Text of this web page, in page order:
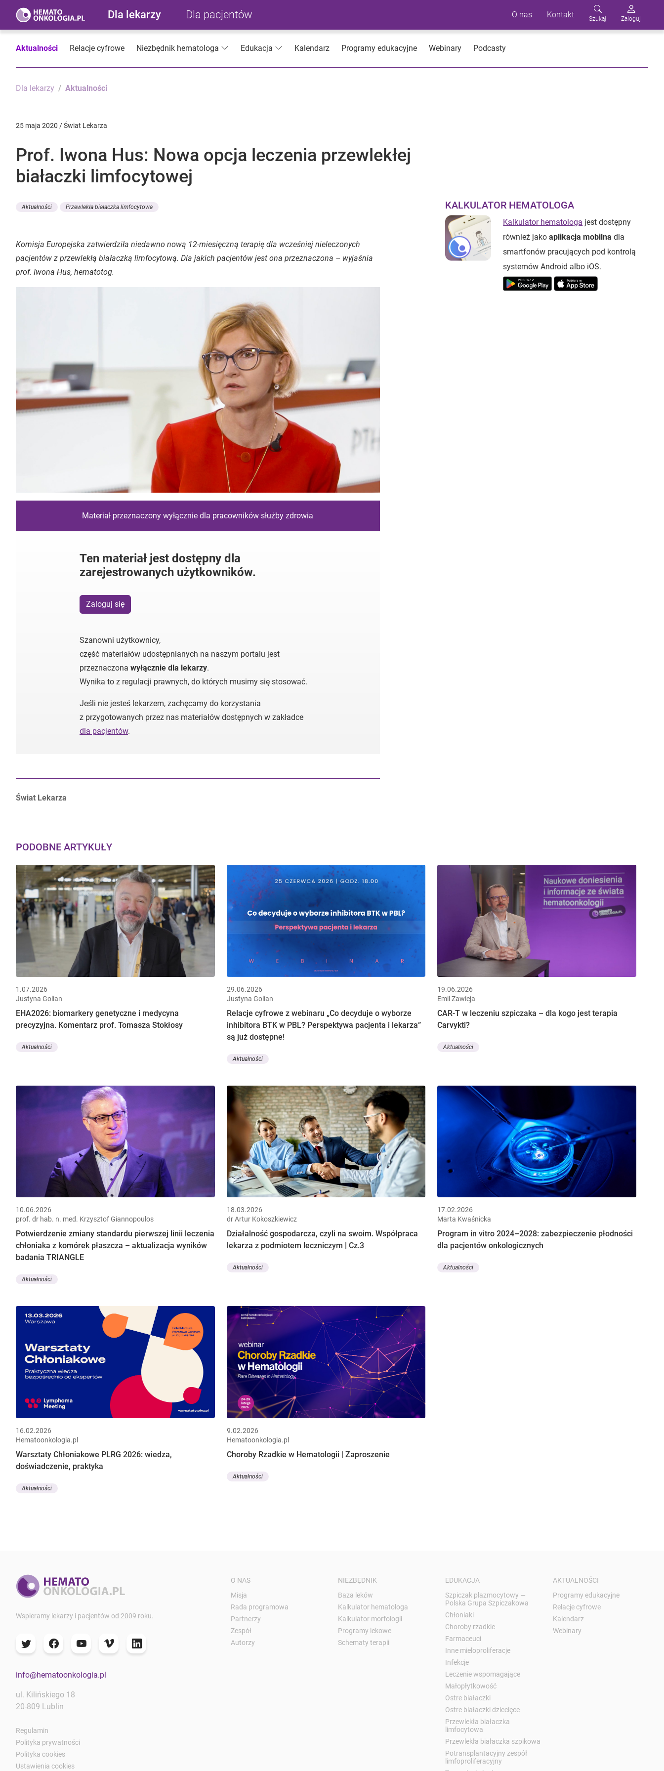
Dla lekarzy Dla pacjentów O nas Kontakt Szukaj Zaloguj
Aktualności Relacje cyfrowe Niezbędnik hematologa Edukacja Kalendarz Programy edukacyjne Webinary Podcasty
Dla lekarzy Aktualności
25 maja 2020 / Świat Lekarza
Prof. Iwona Hus: Nowa opcja leczenia przewlekłej
białaczki limfocytowej
Aktualności Przewlekła białaczka limfocytowa
Komisja Europejska zatwierdziła niedawno nową 12-miesięczną terapię dla wcześniej nieleczonych
pacjentów z przewlekłą białaczką limfocytową. Dla jakich pacjentów jest ona przeznaczona – wyjaśnia
prof. Iwona Hus, hematotog.
Materiał przeznaczony wyłącznie dla pracowników służby zdrowia
Ten materiał jest dostępny dla
zarejestrowanych użytkowników.
Zaloguj się
Szanowni użytkownicy,
część materiałów udostępnianych na naszym portalu jest
przeznaczona wyłącznie dla lekarzy.
Wynika to z regulacji prawnych, do których musimy się stosować.
Jeśli nie jesteś lekarzem, zachęcamy do korzystania
z przygotowanych przez nas materiałów dostępnych w zakładce
dla pacjentów.
Autorzy:
Świat Lekarza
KALKULATOR HEMATOLOGA
Kalkulator hematologa jest dostępny
również jakoaplikacja mobilna dla
smartfonów pracujących pod kontrolą
systemów Android albo iOS.
PODOBNE ARTYKUŁY
1.07.2026
Justyna Golian
EHA2026: biomarkery genetyczne i medycyna
precyzyjna. Komentarz prof. Tomasza Stokłosy
Aktualności
29.06.2026
Justyna Golian
Relacje cyfrowe z webinaru „Co decyduje o wyborze
inhibitora BTK w PBL? Perspektywa pacjenta i lekarza”
są już dostępne!
Aktualności
19.06.2026
Emil Zawieja
CAR-T w leczeniu szpiczaka – dla kogo jest terapia
Carvykti?
Aktualności
10.06.2026
prof. dr hab. n. med. Krzysztof Giannopoulos
Potwierdzenie zmiany standardu pierwszej linii leczenia
chłoniaka z komórek płaszcza – aktualizacja wyników
badania TRIANGLE
Aktualności
18.03.2026
dr Artur Kokoszkiewicz
Działalność gospodarcza, czyli na swoim. Współpraca
lekarza z podmiotem leczniczym | Cz.3
Aktualności
17.02.2026
Marta Kwaśnicka
Program in vitro 2024–2028: zabezpieczenie płodności
dla pacjentów onkologicznych
Aktualności
16.02.2026
Hematoonkologia.pl
Warsztaty Chłoniakowe PLRG 2026: wiedza,
doświadczenie, praktyka
Aktualności
9.02.2026
Hematoonkologia.pl
Choroby Rzadkie w Hematologii | Zaproszenie
Aktualności
Wspieramy lekarzy i pacjentów od 2009 roku.
info@hematoonkologia.pl
ul. Kilińskiego 18
20-809 Lublin
Regulamin
Polityka prywatności
Polityka cookies
Ustawienia cookies
O NAS
Misja
Rada programowa
Partnerzy
Zespół
Autorzy
NIEZBĘDNIK
Baza leków
Kalkulator hematologa
Kalkulator morfologii
Programy lekowe
Schematy terapii
EDUKACJA
Szpiczak plazmocytowy —
Polska Grupa Szpiczakowa
Chłoniaki
Choroby rzadkie
Farmaceuci
Inne mieloproliferacje
Infekcje
Leczenie wspomagające
Małopłytkowość
Ostre białaczki
Ostre białaczki dziecięce
Przewlekła białaczka
limfocytowa
Przewlekła białaczka szpikowa
Potransplantacyjny zespół
limfoproliferacyjny
AKTUALNOŚCI
Programy edukacyjne
Relacje cyfrowe
Kalendarz
Webinary